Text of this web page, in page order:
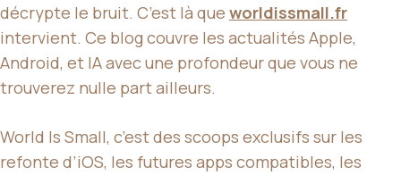
décrypte le bruit. C’est là que worldissmall.fr
intervient. Ce blog couvre les actualités Apple,
Android, et IA avec une profondeur que vous ne
trouverez nulle part ailleurs.
World Is Small, c’est des scoops exclusifs sur les
refonte d’iOS, les futures apps compatibles, les